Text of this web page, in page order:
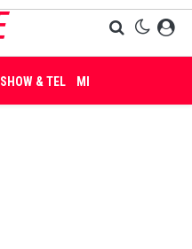
SHOW & TEL MISDAAD